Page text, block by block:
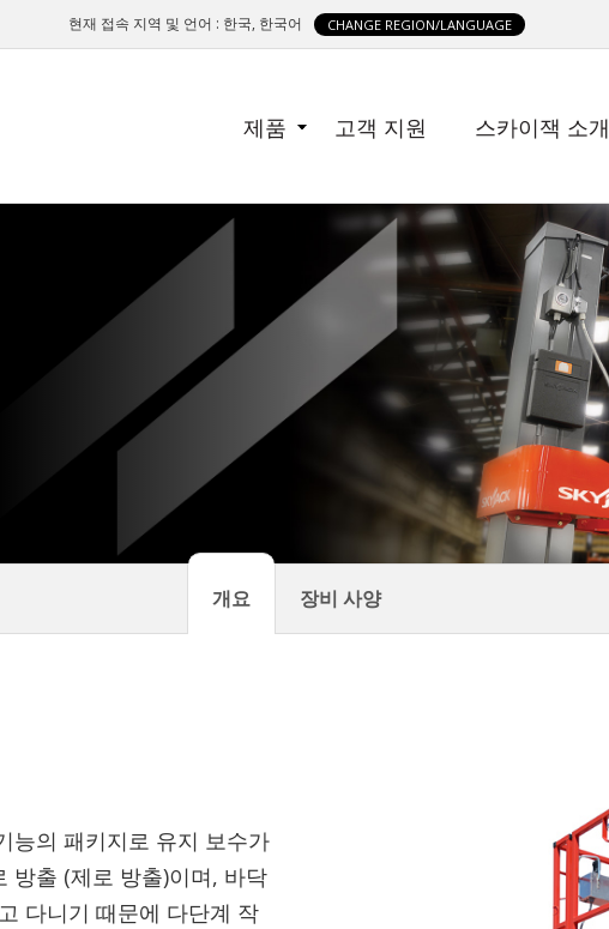
현재 접속 지역 및 언어 : 한국, 한국어 CHANGE REGION/LANGUAGE
SIDE
MENU
제품 고객 지원 스카이잭 소개
개요 장비 사양
능의 패키지로 유지 보수가
방출 (제로 방출)이며, 바닥
다니기 때문에 다단계 작